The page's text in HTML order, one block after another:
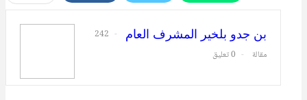
بن جدو بلخير المشرف العام
242
مقالة
0 تعليق